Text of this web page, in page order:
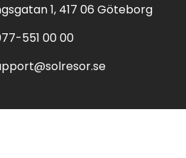
1, 417 06 Göteborg
551 00 00